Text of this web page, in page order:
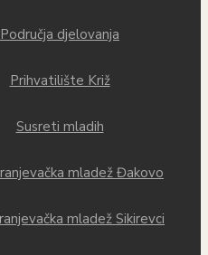
Područja djelovanja
Prihvatilište Križ
Susreti mladih
mladež Đakovo
mladež Sikirevci